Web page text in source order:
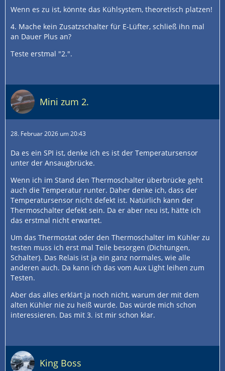
Wenn es zu ist, könnte das Kühlsystem, theoretisch platzen!
4. Mache kein Zusatzschalter für E-Lüfter, schließ ihn mal
an Dauer Plus an?
Teste erstmal "2.".
Mini zum 2.
28. Februar 2026 um 20:43
Da es ein SPI ist, denke ich es ist der Temperatursensor
unter der Ansaugbrücke.
Wenn ich im Stand den Thermoschalter überbrücke geht
auch die Temperatur runter. Daher denke ich, dass der
Temperatursensor nicht defekt ist. Natürlich kann der
Thermoschalter defekt sein. Da er aber neu ist, hätte ich
das erstmal nicht erwartet.
Um das Thermostat oder den Thermoschalter im Kühler zu
testen muss ich erst mal Teile besorgen (Dichtungen,
Schalter). Das Relais ist ja ein ganz normales, wie alle
anderen auch. Da kann ich das vom Aux Light leihen zum
Testen.
Aber das alles erklärt ja noch nicht, warum der mit dem
alten Kühler nie zu heiß wurde. Das würde mich schon
interessieren. Das mit 3. ist mir schon klar.
King Boss